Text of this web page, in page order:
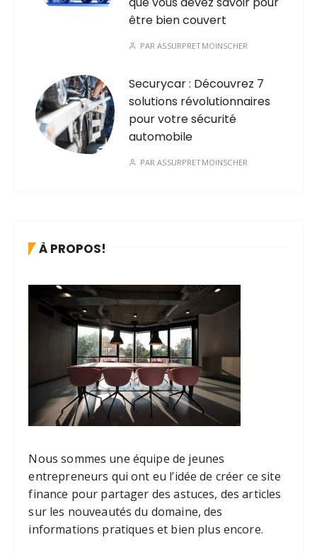
être bien couvert
PARASSURPRETMOINSCHER
Securycar : Découvrez 7
solutions révolutionnaires
pour votre sécurité
automobile
PARASSURPRETMOINSCHER
À PROPOS!
Nous sommes une équipe de jeunes
entrepreneurs qui ont eu l’idée de créer ce site
finance pour partager des astuces, des articles
sur les nouveautés du domaine, des
informations pratiques et bien plus encore.